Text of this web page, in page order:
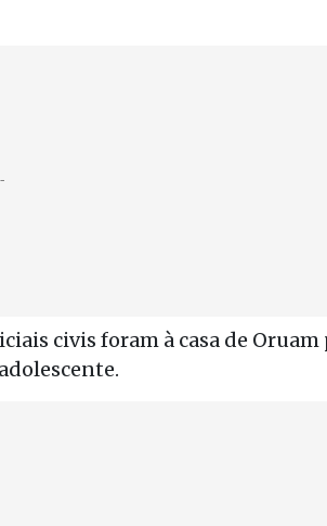
civis foram à casa de Oruam